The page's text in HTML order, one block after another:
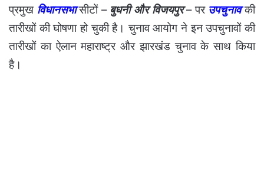
प्रमुख विधानसभासीटों – बुधनी और विजयपुर– पर उपचुनावकी
तारीखों की घोषणा हो चुकी है। चुनाव आयोग ने इन उपचुनावों की
तारीखों का ऐलान महाराष्ट्र और झारखंड चुनाव के साथ किया
है।